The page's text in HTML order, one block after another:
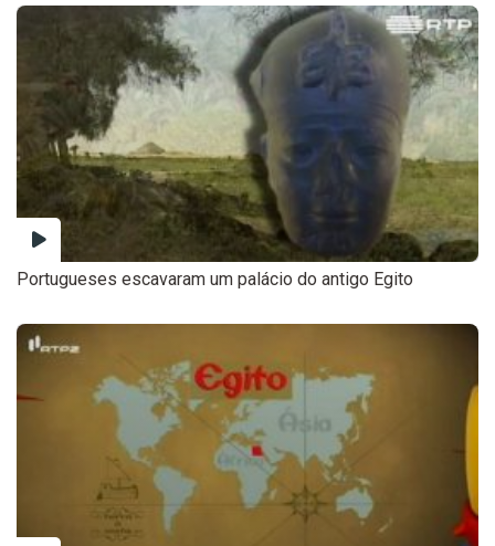
Portugueses escavaram um palácio do antigo Egito